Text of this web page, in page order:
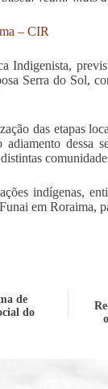
– CIR
Indigenista,
Serra do Sol,
das etapas
dessa
indígenas,
em Roraima,
de
do